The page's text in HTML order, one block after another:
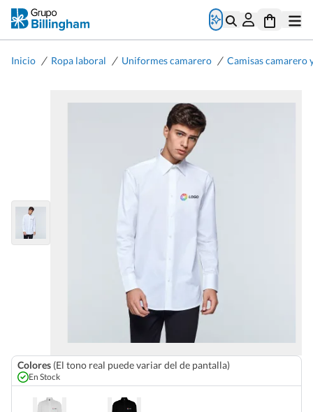
Inicio / Ropa laboral / Uniformes camarero / Camisas camarero
Colores (El tono real puede variar del de pantalla)
En Stock